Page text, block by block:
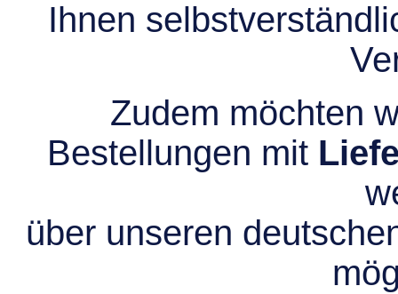
Ihnen
Zudem möchten
Bestellungen mit
über unseren